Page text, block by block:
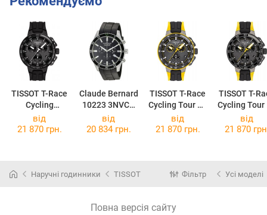
TISSOT T-Race
Cycling
Chronograph
T111.417.37.4
Claude Bernard
10223 3NVCA
NV
TISSOT T-Race
Cycling Tour De
France 2019
T111.417.37.0
TISSOT T-
Cycling Tour
France
від
21 870 грн.
від
20 834 грн.
від
21 870 грн.
від
21 870
Наручні годинники TISSOT Фільтр Усі моделі
Повна версія сайту